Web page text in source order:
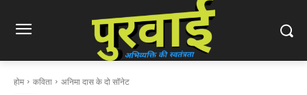
होम कविता अनिमा दास के दो सॉनेट